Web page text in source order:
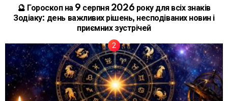
🔮 Гороскоп на 9 серпня 2026 року для всіх знаків
Зодіаку: день важливих рішень, несподіваних новин і
приємних зустрічей